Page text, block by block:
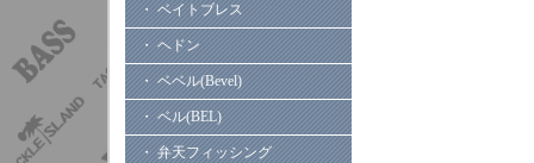
・ ベイトブレス
・ ヘドン
・ ベベル(Bevel)
・ ベル(BEL)
・ 弁天フィッシング